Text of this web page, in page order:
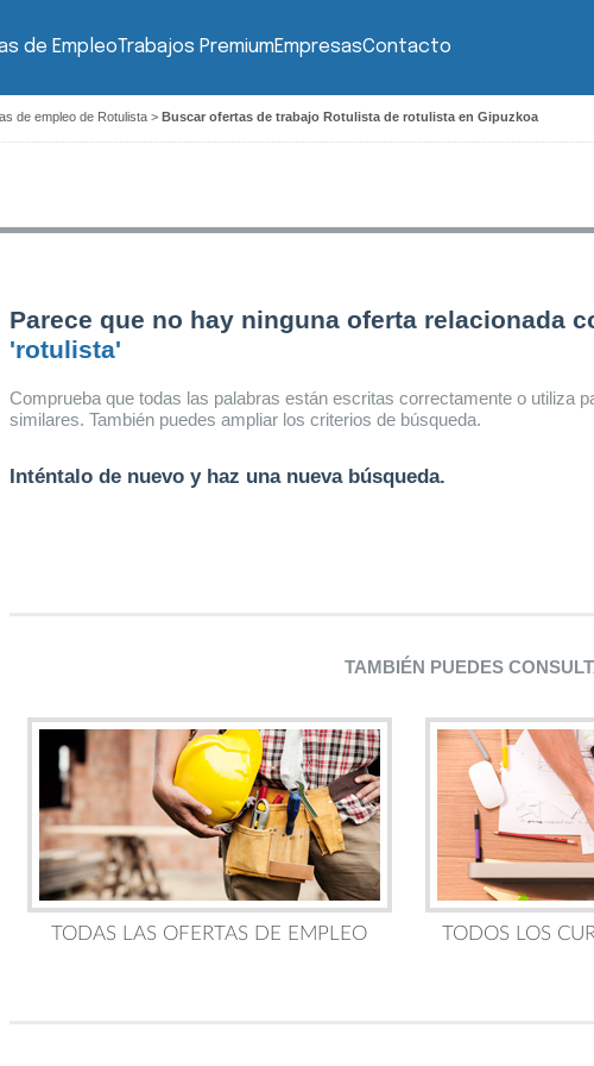
de EmpleoTrabajos PremiumEmpresasContacto
de empleo de Rotulista > Buscar ofertas de trabajo Rotulista de rotulista en Gipuzkoa
Parece que no hay ninguna oferta relacionada
'rotulista'
Comprueba que todas las palabras están escritas correctamente o utiliza
similares. También puedes ampliar los criterios de búsqueda.
Inténtalo de nuevo y haz una nueva búsqueda.
TAMBIÉN PUEDES
TODAS LAS OFERTAS DE EMPLEO TODOS LOS